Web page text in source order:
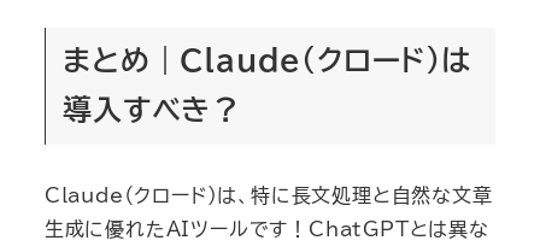
まとめ｜Claude（クロード）は
導入すべき？
Claude（クロード）は、特に長文処理と自然な文章
生成に優れたAIツールです！ChatGPTとは異な